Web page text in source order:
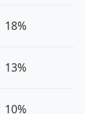
18%
13%
10%